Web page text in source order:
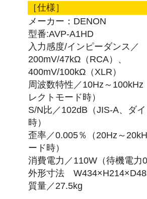
［仕様］
メーカー：DENON
型番:AVP-A1HD
入力感度/インピーダンス／
200mV/47kΩ（RCA）、
400mV/100kΩ（XLR）
周波数特性／10Hz～100kHz
レクトモード時）
S/N比／102dB（JIS-A、ダ
時）
歪率／0.005％（20Hz～
ード時）
消費電力／110W（待機電力
外形寸法
質量／27.5kg